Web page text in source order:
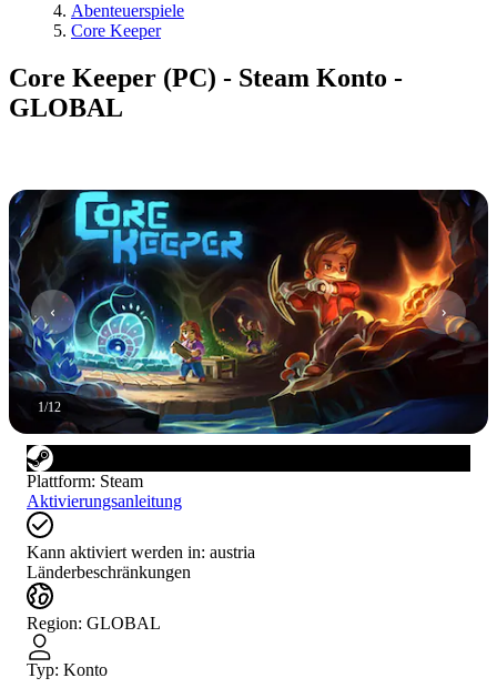
Abenteuerspiele
Core Keeper
Core Keeper (PC) - Steam Konto -
GLOBAL
1/12
Plattform: Steam
Aktivierungsanleitung
Kann aktiviert werden in: austria
Länderbeschränkungen
Region: GLOBAL
Typ: Konto